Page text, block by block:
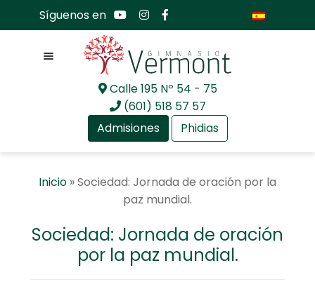
Síguenos en
Ir
a
la
Ir
al
contenido
Calle 195 Nº 54 - 75
(601) 518 57 57
Admisiones
Phidias
Menú
el
Mundo académico
menú
Bachillerato Internacional
Expandir
Inicio »Sociedad: Jornada de oración por la
paz mundial.
Sociedad: Jornada de oración
por la paz mundial.